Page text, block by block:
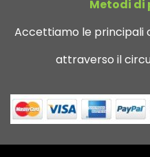
Metodi di
Accettiamo le principali
attraverso il